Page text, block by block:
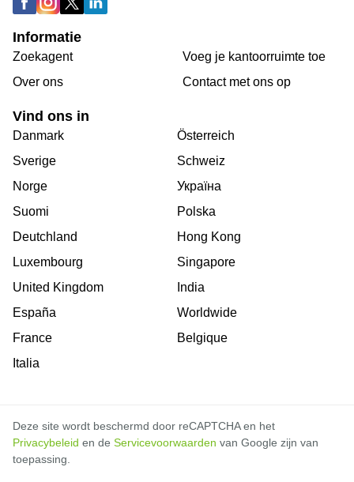
Informatie
Zoekagent
Over ons
Voeg je kantoorruimte toe
Сontact met ons op
Vind ons in
Danmark
Sverige
Norge
Suomi
Deutchland
Luxembourg
United Kingdom
España
France
Italia
Österreich
Schweiz
Україна
Polska
Hong Kong
Singapore
India
Worldwide
Belgique
Deze site wordt beschermd door reCAPTCHA en het
Privacybeleid en de Servicevoorwaarden van Google zijn van
toepassing.